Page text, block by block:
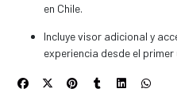
en Chile.
Incluye visor adicional y
experiencia desde el primer